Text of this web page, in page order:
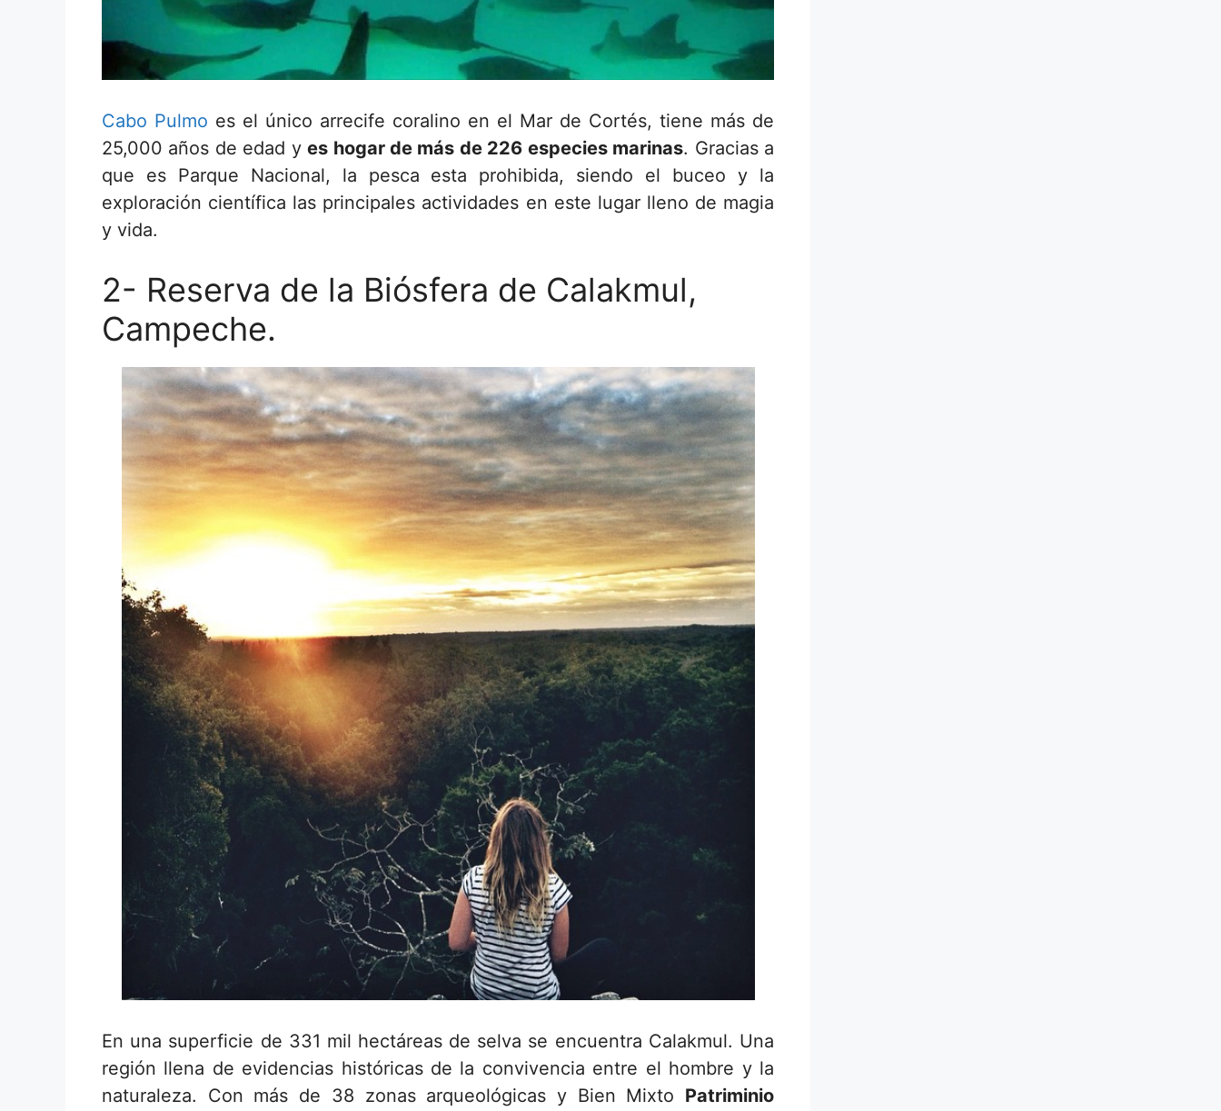
Cabo Pulmo es el único arrecife coralino en el Mar de Cortés, tiene más de
25,000 años de edad yes hogar de más de 226 especies marinas. Gracias a
que es Parque Nacional, la pesca esta prohibida, siendo el buceo y la
exploración científica las principales actividades en este lugar lleno de magia
y vida.
2- Reserva de la Biósfera de Calakmul,
Campeche.
En una superficie de 331 mil hectáreas de selva se encuentra Calakmul. Una
región llena de evidencias históricas de la convivencia entre el hombre y la
naturaleza. Con más de 38 zonas arqueológicas y Bien Mixto Patriminio